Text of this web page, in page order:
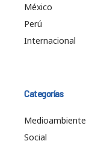
México
Perú
Internacional
Categorías
Medioambiente
Social